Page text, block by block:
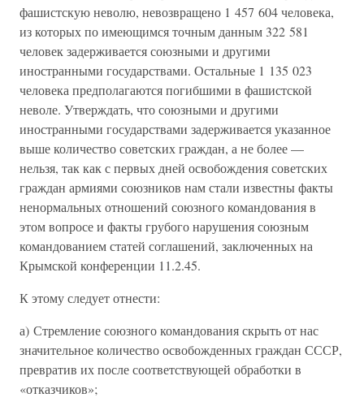
фашистскую неволю, невозвращено 1 457 604 человека,
из которых по имеющимся точным данным 322 581
человек задерживается союзными и другими
иностранными государствами. Остальные 1 135 023
человека предполагаются погибшими в фашистской
неволе. Утверждать, что союзными и другими
иностранными государствами задерживается указанное
выше количество советских граждан, а не более —
нельзя, так как с первых дней освобождения советских
граждан армиями союзников нам стали известны факты
ненормальных отношений союзного командования в
этом вопросе и факты грубого нарушения союзным
командованием статей соглашений, заключенных на
Крымской конференции 11.2.45.
К этому следует отнести:
а) Стремление союзного командования скрыть от нас
значительное количество освобожденных граждан СССР,
превратив их после соответствующей обработки в
«отказчиков»;